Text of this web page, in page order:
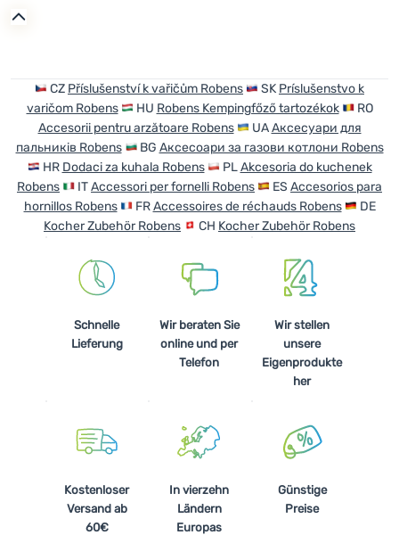
Anmelden /
CZ Příslušenství k vařičům Robens SK Príslušenstvo k
varičom Robens
HU Robens Kempingfőző tartozékok
RO
Accesorii pentru arzătoare Robens
UAАксесуари для
пальників Robens
BG Аксесоари за газови котлони Robens
HR Dodaci za kuhala Robens PLAkcesoria do kuchenek
Robens
ITAccessori per fornelli Robens ES Accesorios para
hornillos Robens
FRAccessoires de réchauds Robens
DE
Kocher Zubehör Robens
CH Kocher Zubehör Robens
Schnelle
Lieferung
Wir beraten Sie
online und per
Telefon
Wir stellen
unsere
Eigenprodukte
her
Kostenloser
Versand ab
60€
In vierzehn
Ländern
Europas
Günstige
Preise